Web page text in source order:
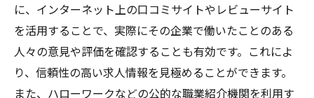
に、インターネット上の口コミサイトやレビューサイト
を活用することで、実際にその企業で働いたことのある
人々の意見や評価を確認することも有効です。これによ
り、信頼性の高い求人情報を見極めることができます。
また、ハローワークなどの公的な職業紹介機関を利用す